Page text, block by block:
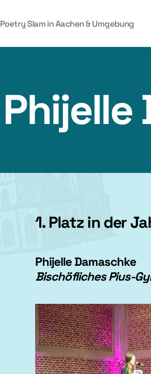
Poetry Slam in Aachen & Umgebung
Phijelle
1. Platz in der
Phijelle Damaschke
Bischöfliches Pius-